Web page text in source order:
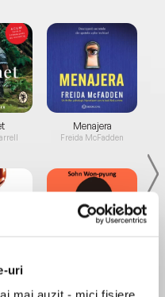
uride
Menajera
Freida McFadden